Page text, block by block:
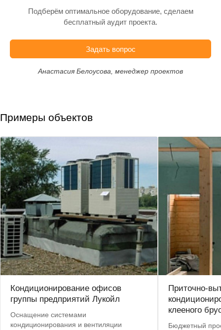
Подберём оптимальное оборудование, сделаем
бесплатный аудит проекта.
Задать вопрос
Анастасия Белоусова, менеджер проектов
Примеры объектов
Кондиционирование офисов
группы предприятий Лукойл
Оснащение системами
кондиционирования и вентиляции
Приточно-
клееного
Бюджетный